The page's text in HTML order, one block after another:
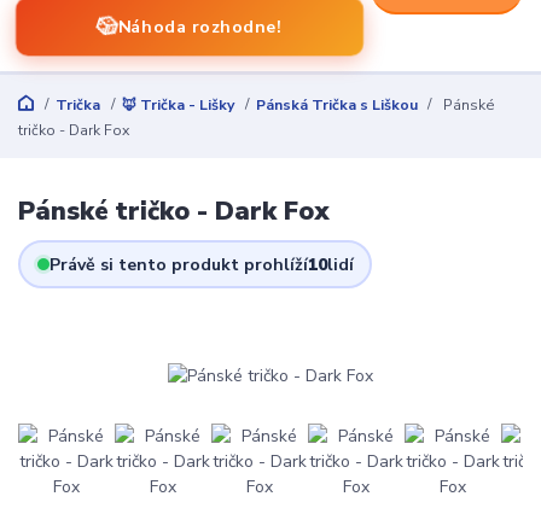
🎲Náhoda rozhodne!
Trička 🦊 Trička - Lišky Pánská Trička s Liškou
Pánské
tričko - Dark Fox
Pánské tričko - Dark Fox
Právě si tento produkt prohlíží10lidí